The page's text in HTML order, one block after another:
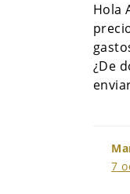
Hola
¿De
7